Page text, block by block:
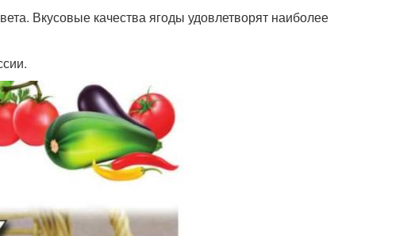
Вкусовые качества ягоды удовлетворят наиболее